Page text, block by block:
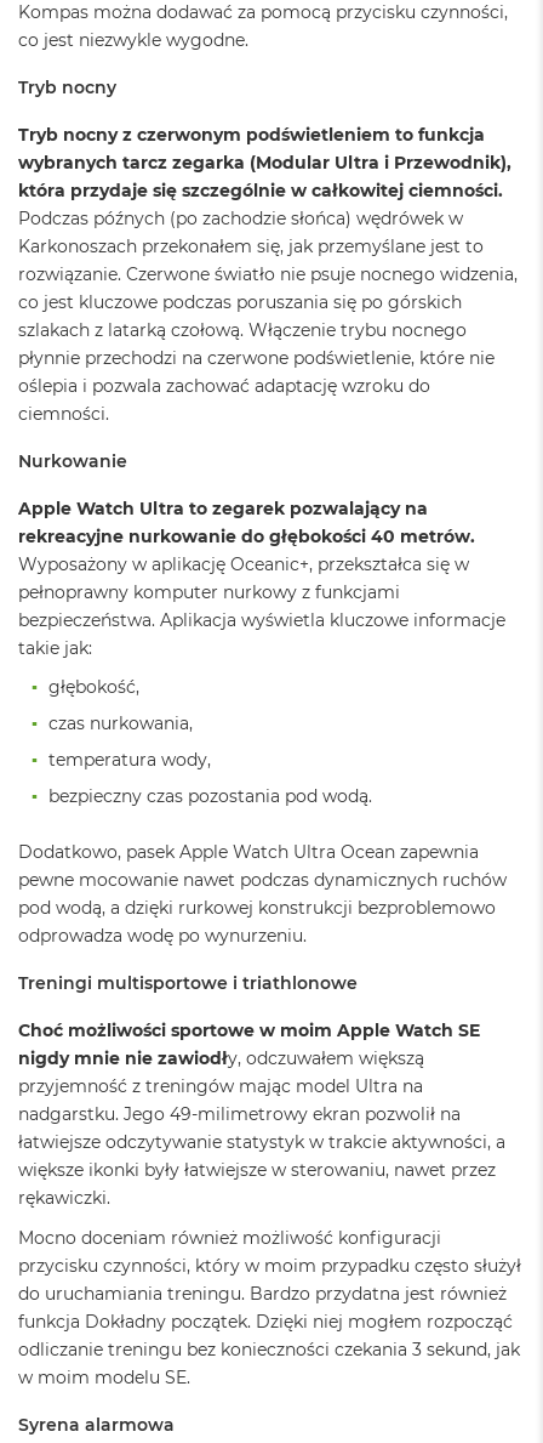
o
k
r
4
M
a
B
o
o
k
r
o
1
e
d
ł
u
g
o
l
o
r
u
M
c
o
o
P
r
G
i
e
z
d
n
a
C
z
e
ń
M
a
c
B
o
k
Kompas można dodawać za pomocą przycisku czynności,
co jest niezwykle wygodne.
Tryb nocny
Tryb nocny z czerwonym podświetleniem to funkcja
wybranych tarcz zegarka (Modular Ultra i Przewodnik),
która przydaje się szczególnie w całkowitej ciemności.
Podczas późnych (po zachodzie słońca) wędrówek w
Karkonoszach przekonałem się, jak przemyślane jest to
rozwiązanie. Czerwone światło nie psuje nocnego widzenia,
co jest kluczowe podczas poruszania się po górskich
szlakach z latarką czołową. Włączenie trybu nocnego
płynnie przechodzi na czerwone podświetlenie, które nie
oślepia i pozwala zachować adaptację wzroku do
ciemności.
Nurkowanie
Apple Watch Ultra to zegarek pozwalający na
rekreacyjne nurkowanie do głębokości 40 metrów.
Wyposażony w aplikację Oceanic+, przekształca się w
pełnoprawny komputer nurkowy z funkcjami
bezpieczeństwa. Aplikacja wyświetla kluczowe informacje
takie jak:
głębokość,
czas nurkowania,
temperatura wody,
bezpieczny czas pozostania pod wodą.
Dodatkowo, pasek Apple Watch Ultra Ocean zapewnia
pewne mocowanie nawet podczas dynamicznych ruchów
pod wodą, a dzięki rurkowej konstrukcji bezproblemowo
odprowadza wodę po wynurzeniu.
Treningi multisportowe i triathlonowe
Choć możliwości sportowe w moim Apple Watch SE
nigdy mnie nie zawiodły, odczuwałem większą
przyjemność z treningów mając model Ultra na
nadgarstku. Jego 49-milimetrowy ekran pozwolił na
łatwiejsze odczytywanie statystyk w trakcie aktywności, a
większe ikonki były łatwiejsze w sterowaniu, nawet przez
rękawiczki.
Mocno doceniam również możliwość konfiguracji
przycisku czynności, który w moim przypadku często służył
do uruchamiania treningu. Bardzo przydatna jest również
funkcja Dokładny początek. Dzięki niej mogłem rozpocząć
odliczanie treningu bez konieczności czekania 3 sekund, jak
w moim modelu SE.
Syrena alarmowa